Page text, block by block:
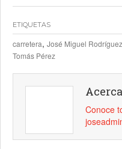
ETIQUETAS
carretera, José Miguel Rodríguez
Tomás Pérez
Conoce